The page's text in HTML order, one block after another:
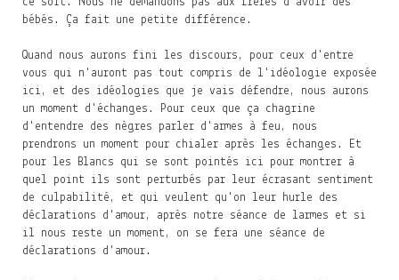
bébés. Ça fait une petite différence.
Quand nous aurons fini les discours, pour ceux d'entre
vous qui n'auront pas tout compris de l'idéologie exposée
ici, et des idéologies que je vais défendre, nous aurons
un moment d'échanges. Pour ceux que ça chagrine
d'entendre des nègres parler d'armes à feu, nous
prendrons un moment pour chialer après les échanges. Et
pour les Blancs qui se sont pointés ici pour montrer à
quel point ils sont perturbés par leur écrasant sentiment
de culpabilité, et qui veulent qu'on leur hurle des
déclarations d'amour, après notre séance de larmes et si
il nous reste un moment, on se fera une séance de
déclarations d'amour.